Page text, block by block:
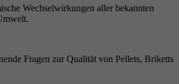
Wechselwirkungen aller bekannten
Fragen zur Qualität von Pellets, Briketts